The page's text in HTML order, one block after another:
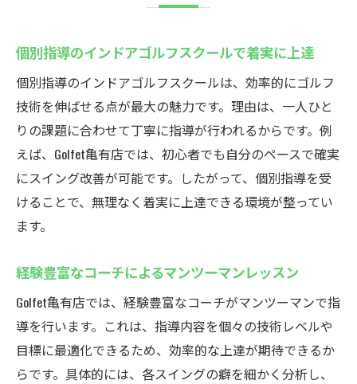
個別指導のインドアゴルフスクールで着実に上達
個別指導のインドアゴルフスクールは、効率的にゴルフ
技術を伸ばせる点が最大の魅力です。理由は、一人ひと
りの課題に合わせて丁寧に指導が行われるからです。例
えば、Golfet亀有店では、初心者でも自分のペースで確実
にスイング改善が可能です。したがって、個別指導を受
けることで、無理なく着実に上達できる環境が整ってい
ます。
経験豊富なコーチによるマンツーマンレッスン
Golfet亀有店では、経験豊富なコーチがマンツーマンで指
導を行います。これは、指導内容を個々の技術レベルや
目標に最適化できるため、効率的な上達が期待できるか
らです。具体的には、各スイングの癖を細かく分析し、